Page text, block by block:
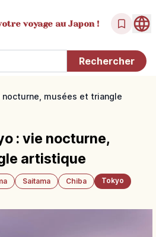
voyage au Japon !
nocturne, musées et triangle
: vie nocturne,
artistique
Saitama Chiba
Tokyo